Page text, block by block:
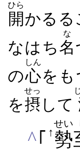
開
ひら
かるる
なはち名
な
の心
しん
をも
を摂
せっ
して
^｢ ↑ 勢
せい